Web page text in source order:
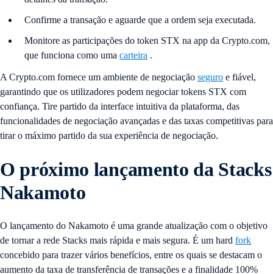
Confirme a transação e aguarde que a ordem seja executada.
Monitore as participações do token STX na app da Crypto.com,
que funciona como uma carteira .
A Crypto.com fornece um ambiente de negociação seguro e fiável,
garantindo que os utilizadores podem negociar tokens STX com
confiança. Tire partido da interface intuitiva da plataforma, das
funcionalidades de negociação avançadas e das taxas competitivas para
tirar o máximo partido da sua experiência de negociação.
O próximo lançamento da Stacks
Nakamoto
O lançamento do Nakamoto é uma grande atualização com o objetivo
de tornar a rede Stacks mais rápida e mais segura. É um hard fork
concebido para trazer vários benefícios, entre os quais se destacam o
aumento da taxa de transferência de transações e a finalidade 100%